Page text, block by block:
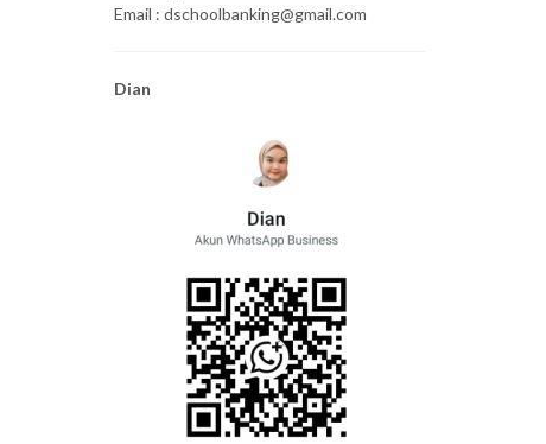
Email : dschoolbanking@gmail.com
Dian